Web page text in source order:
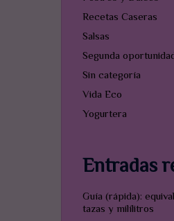
Recetas Caseras
Salsas
Segunda
Sin categoría
Vida Eco
Yogurtera
Entradas
Guía (rápida):
tazas y milílitros